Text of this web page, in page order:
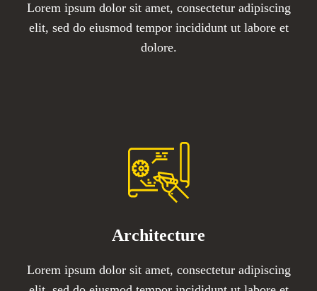
Lorem ipsum dolor sit amet, consectetur adipiscing
elit, sed do eiusmod tempor incididunt ut labore et
dolore.​
Architecture​
Lorem ipsum dolor sit amet, consectetur adipiscing